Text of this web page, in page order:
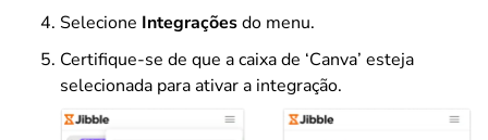
Selecione Integraçõesdo menu.
Certifique-se de que a caixa de ‘Canva’ esteja
selecionada para ativar a integração.